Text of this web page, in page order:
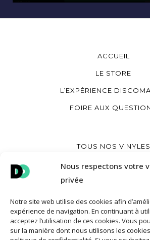
Nous respectons votre
privée
Notre site web utilise des cookies afin
expérience de navigation. En continuant à
acceptez l’utilisation de ces cookies. Vous
sur la manière dont nous utilisons les
ACCUEIL
LE STORE
L’EXPÉRIENCE
FOIRE AUX
TOUS NOS VINYLES
CRÉER UN VINYLE
CRÉER UN VINYLE
CRÉER UNE POCHETTE
MON COMPTE